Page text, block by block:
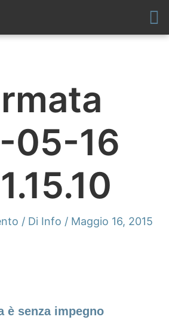
05-16
/ Di Info / Maggio 16, 2015
è senza impegno